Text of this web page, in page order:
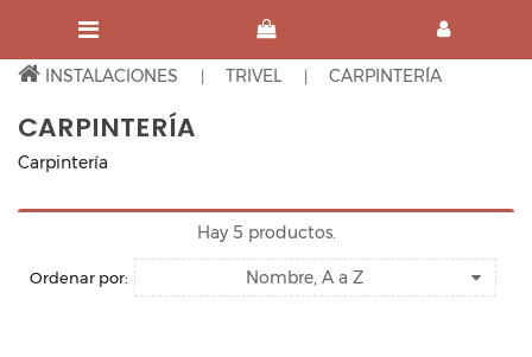
INSTALACIONES TRIVEL CARPINTERÍA
CARPINTERÍA
Carpintería
Hay 5 productos.
Ordenar por: Nombre, A a Z